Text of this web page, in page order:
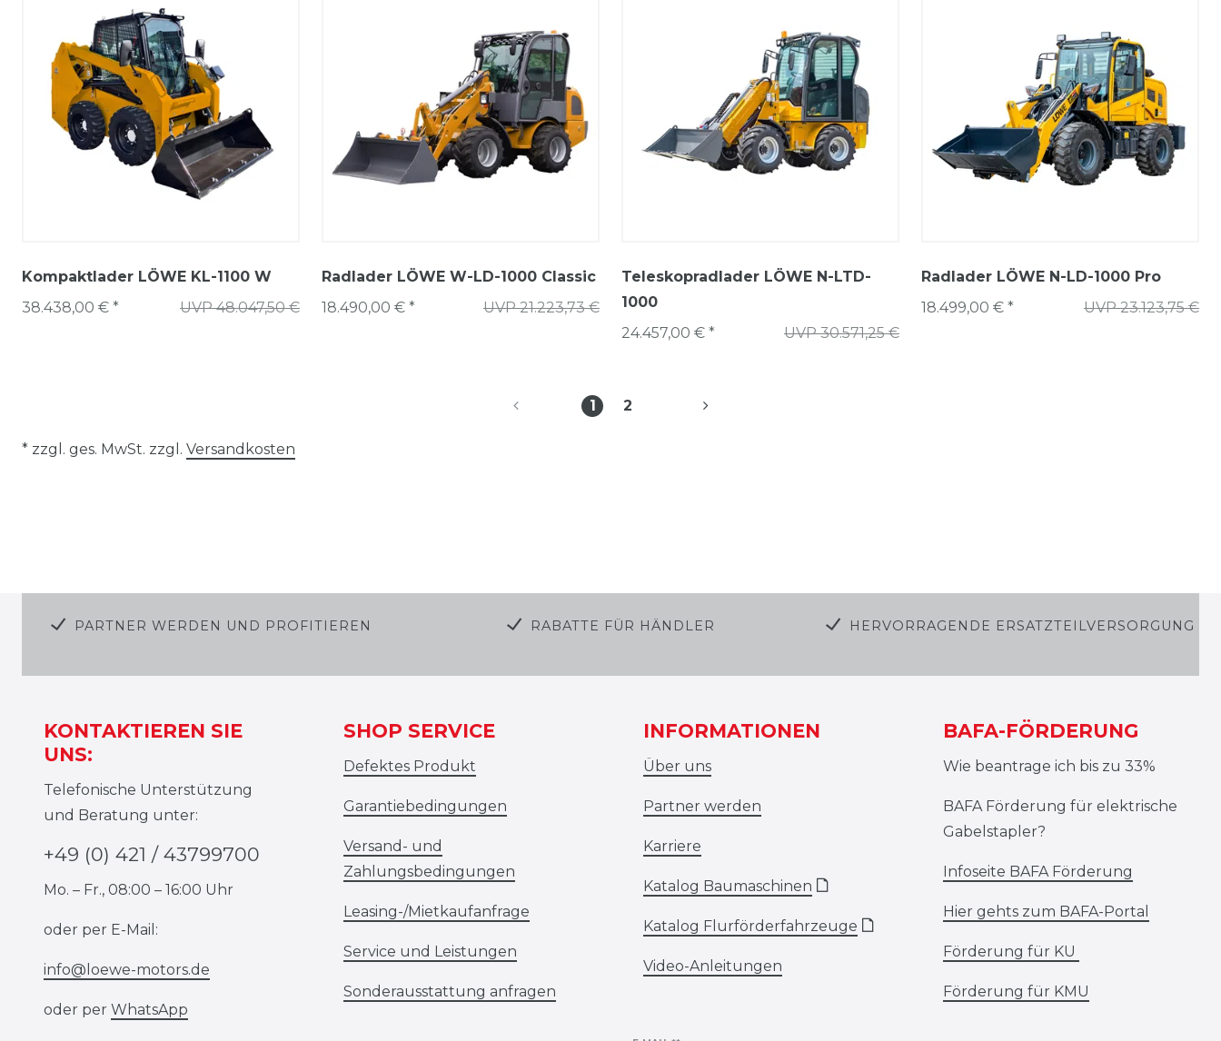
Kompaktlader LÖWE KL-1100 W
UVP 48.047,50 €
38.438,00 € *
Radlader LÖWE W-LD-1000 Classic
UVP 21.223,73 €
18.490,00 € *
Teleskopradlader LÖWE N-LTD-
1000
UVP 30.571,25 €
24.457,00 € *
Radlader LÖWE N-LD-1000 Pro
UVP 23.123,75 €
18.499,00 € *
1 2
* zzgl. ges. MwSt. zzgl. Versandkosten
PARTNER WERDEN UND PROFITIEREN RABATTE FÜR HÄNDLER HERVORRAGENDE ERSATZTEILVERSORGUNG
KONTAKTIEREN SIE
UNS:
Telefonische Unterstützung
und Beratung unter:
+49 (0) 421 / 43799700
Mo. – Fr., 08:00 – 16:00 Uhr
oder per E-Mail:
info@loewe-motors.de
oder per WhatsApp
SHOP SERVICE
Defektes Produkt
Garantiebedingungen
Versand- und
Zahlungsbedingungen
Leasing-/Mietkaufanfrage
Service und Leistungen
Sonderausstattung anfragen
INFORMATIONEN
Über uns
Partner werden
Karriere
Katalog Baumaschinen 🗋
Katalog Flurförderfahrzeuge 🗋
Video-Anleitungen
BAFA-FÖRDERUNG
Wie beantrage ich bis zu 33%
BAFA Förderung für elektrische
Gabelstapler?
Infoseite BAFA Förderung
Hier gehts zum BAFA-Portal
Förderung für KU
Förderung für KMU